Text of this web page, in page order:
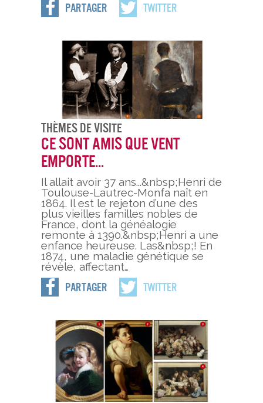
Partager Twitter
Thèmes De Visite
Ce sont amis que vent
emporte...
Il allait avoir 37 ans...&nbsp;Henri de
Toulouse-Lautrec-Monfa naît en
1864. Il est le rejeton d’une des
plus vieilles familles nobles de
France, dont la généalogie
remonte à 1390.&nbsp;Henri a une
enfance heureuse. Las&nbsp;! En
1874, une maladie génétique se
révèle, affectant…
Partager Twitter